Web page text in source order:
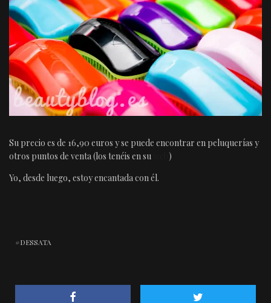
Su precio es de 16,90 euros y se puede encontrar en peluquerías y
otros puntos de venta (los tenéis en su
)
Yo, desde luego, estoy encantada con él.
DESSATA